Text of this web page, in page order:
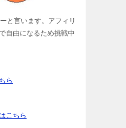
と言います。アフィリ
自由になるため挑戦中
ら
こちら